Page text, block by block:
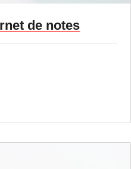
de notes